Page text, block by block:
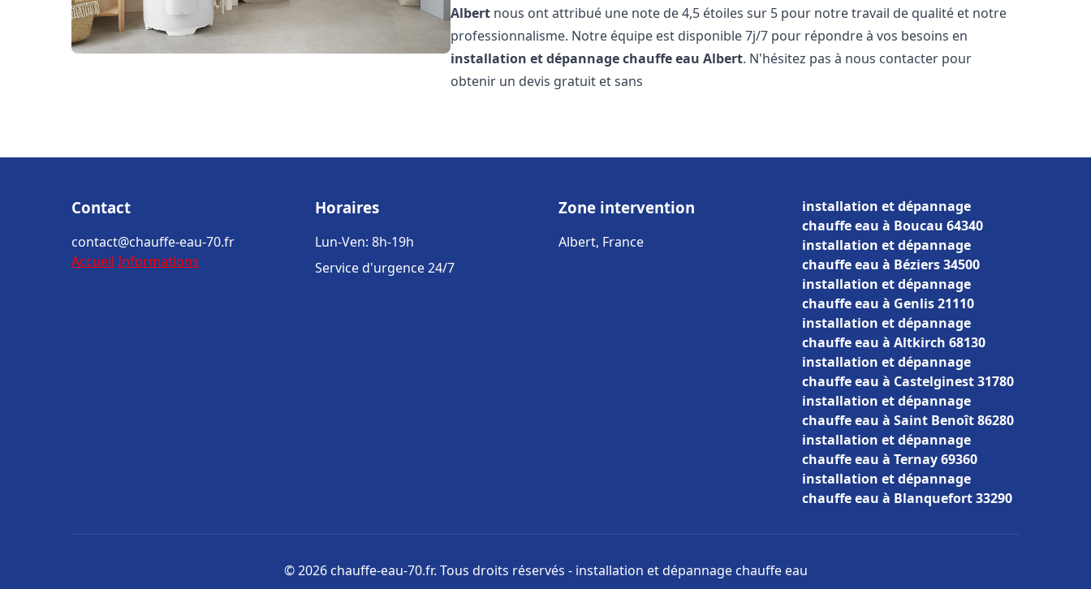
Albert nous ont attribué une note de 4,5 étoiles sur 5 pour notre travail de qualité et notre
professionnalisme. Notre équipe est disponible 7j/7 pour répondre à vos besoins en
installation et dépannage chauffe eau Albert. N'hésitez pas à nous contacter pour
obtenir un devis gratuit et sans
Contact
contact@chauffe-eau-70.fr
Accueil Informations
Horaires
Lun-Ven: 8h-19h
Service d'urgence 24/7
Zone intervention
Albert, France
installation et dépannage
chauffe eau à Boucau 64340
installation et dépannage
chauffe eau à Béziers 34500
installation et dépannage
chauffe eau à Genlis 21110
installation et dépannage
chauffe eau à Altkirch 68130
installation et dépannage
chauffe eau à Castelginest 31780
installation et dépannage
chauffe eau à Saint Benoît 86280
installation et dépannage
chauffe eau à Ternay 69360
installation et dépannage
chauffe eau à Blanquefort 33290
© 2026 chauffe-eau-70.fr. Tous droits réservés - installation et dépannage chauffe eau